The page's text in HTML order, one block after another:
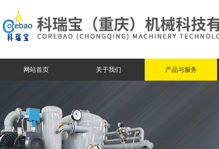
网站首页 关于我们 产品与服务